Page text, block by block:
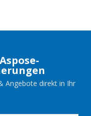
Angebote direkt in Ihr